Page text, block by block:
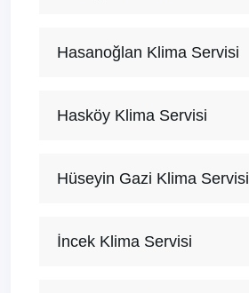
Hasanoğlan Klima Servisi
Hasköy Klima Servisi
Hüseyin Gazi Klima Servisi
İncek Klima Servisi